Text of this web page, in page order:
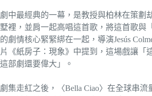
劇中最經典的一幕，是教授與柏林在策劃
墅裡，並肩一起高唱這首歌，將這首歌與
的劇情核心緊緊綁在一起，導演Jesús
片《紙房子：現象》中提到，這場戲讓「
這部劇還要偉大」。
劇集走紅之後，〈Bella Ciao〉在全球串流